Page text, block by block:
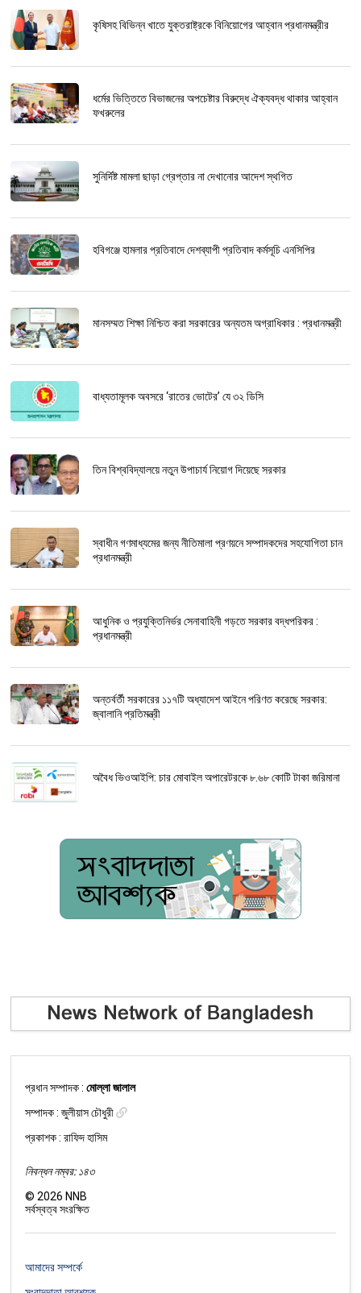
কৃষিসহ বিভিন্ন খাতে যুক্তরাষ্ট্রকে বিনিয়োগের আহ্বান প্রধানমন্ত্রীর
ধর্মের ভিত্তিতে বিভাজনের অপচেষ্টার বিরুদ্ধে ঐক্যবদ্ধ থাকার আহ্বান
ফখরুলের
সুনির্দিষ্ট মামলা ছাড়া গ্রেপ্তার না দেখানোর আদেশ স্থগিত
হবিগঞ্জে হামলার প্রতিবাদে দেশব্যাপী প্রতিবাদ কর্মসূচি এনসিপির
মানসম্মত শিক্ষা নিশ্চিত করা সরকারের অন্যতম অগ্রাধিকার : প্রধানমন্ত্রী
বাধ্যতামূলক অবসরে ‘রাতের ভোটের’ যে ৩২ ডিসি
তিন বিশ্ববিদ্যালয়ে নতুন উপাচার্য নিয়োগ দিয়েছে সরকার
স্বাধীন গণমাধ্যমের জন্য নীতিমালা প্রণয়নে সম্পাদকদের সহযোগিতা চান
প্রধানমন্ত্রী
আধুনিক ও প্রযুক্তিনির্ভর সেনাবাহিনী গড়তে সরকার বদ্ধপরিকর :
প্রধানমন্ত্রী
অন্তর্বর্তী সরকারের ১১৭টি অধ্যাদেশ আইনে পরিণত করেছে সরকার:
জ্বালানি প্রতিমন্ত্রী
অবৈধ ভিওআইপি: চার মোবাইল অপারেটরকে ৮.৬৮ কোটি টাকা জরিমানা
প্রধান সম্পাদক :মোল্লা জালাল
সম্পাদক :জুলীয়াস চৌধুরী
প্রকাশক : রাফিদ হাসিম
নিবন্ধন নম্বর: ১৪৩
©2026 NNB
সর্বস্বত্ব সংরক্ষিত
আমাদের সম্পর্কে